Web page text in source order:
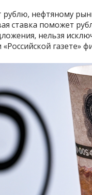
рублю, нефтяному
ставка поможет
нельзя
газете»